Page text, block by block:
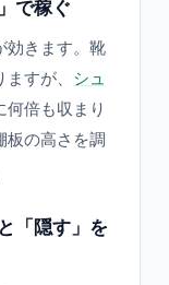
で稼ぐ
効きます。靴
すが、 シュ
何倍も収まり
板の高さを調
「隠す」を